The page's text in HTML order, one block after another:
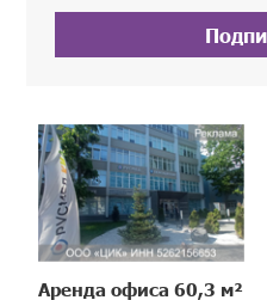
Аренда офиса 60,3 м²